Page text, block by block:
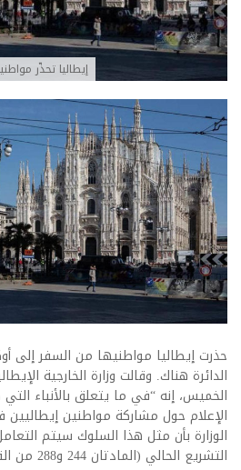
إيطاليا تحذّر
حذرت إيطاليا مواطنيها من السفر إلى
الدائرة هناك. وقالت وزارة الخارجية
الخميس، إنه “في ما يتعلق بالأنباء
الإعلام حول مشاركة مواطنين إيطاليين
الوزارة بأن مثل هذا السلوك سيتم
التشريع الحالي (المادتان 244 و288 من القانون الجنائي)”.